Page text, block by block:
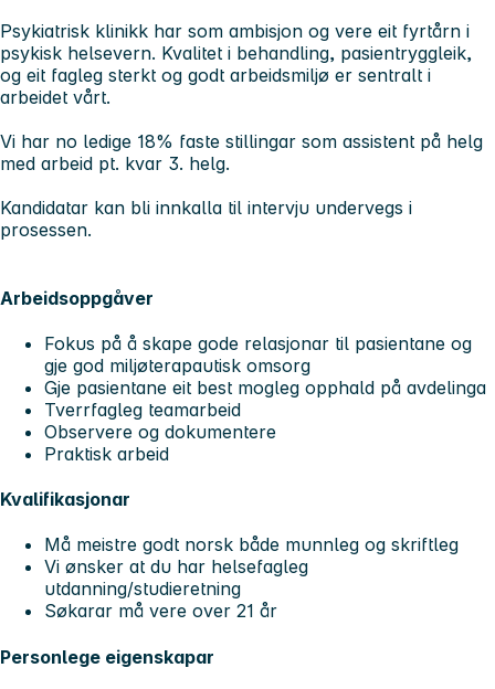
Psykiatrisk klinikk har som ambisjon og vere eit fyrtårn i
psykisk helsevern. Kvalitet i behandling, pasientryggleik,
og eit fagleg sterkt og godt arbeidsmiljø er sentralt i
arbeidet vårt.
Vi har no ledige 18% faste stillingar som assistent på helg
med arbeid pt. kvar 3. helg.
Kandidatar kan bli innkalla til intervju undervegs i
prosessen.
Arbeidsoppgåver
Fokus på å skape gode relasjonar til pasientane og
gje god miljøterapautisk omsorg
Gje pasientane eit best mogleg opphald på avdelinga
Tverrfagleg teamarbeid
Observere og dokumentere
Praktisk arbeid
Kvalifikasjonar
Må meistre godt norsk både munnleg og skriftleg
Vi ønsker at du har helsefagleg
utdanning/studieretning
Søkarar må vere over 21 år
Personlege eigenskapar